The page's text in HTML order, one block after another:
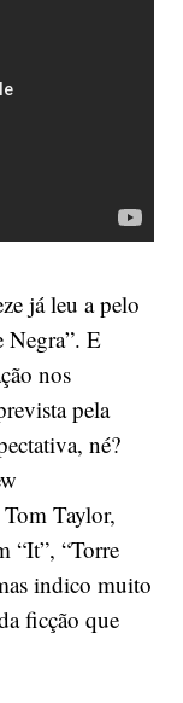
já leu a pelo
Negra”. E
nos
pela
né?
Taylor,
“It”, “Torre
indico muito
ficção que